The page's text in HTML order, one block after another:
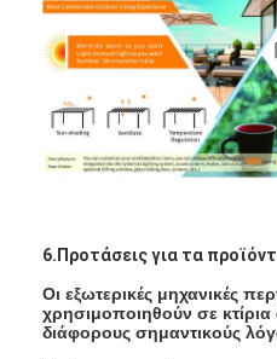
6.Προτάσεις για τα
Οι εξωτερικές μηχανικές
χρησιμοποιηθούν σε
διάφορους σημαντικούς